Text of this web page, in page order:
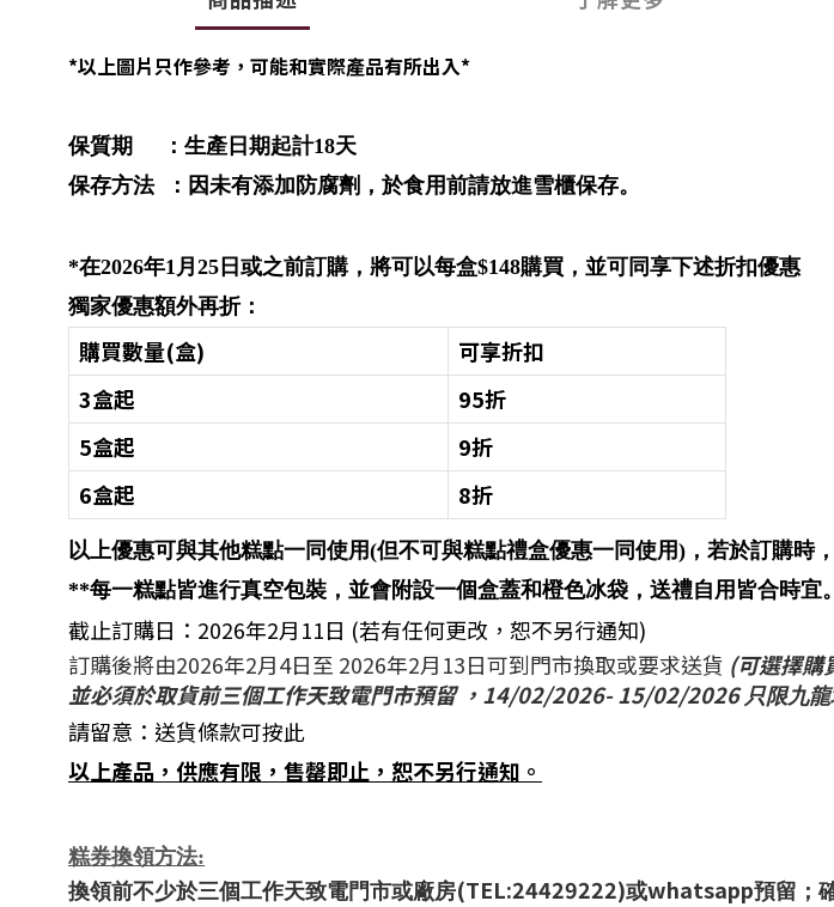
*以上圖片只作參考，可能和實際產品有所出入*
保質期 ：生產日期起計18天
保存方法 ：因未有添加防腐劑，於食用前請放進雪櫃保存。
*在2026年1月 25 日 或之前訂購，將可以每盒$148購買，並可同享下述折扣優惠
獨家優惠額外再折：
購買數量(盒)
可享折扣
3盒起
95折
5盒起
9折
6盒起
8折
以上優惠可與其他糕點一同使用(但不可與糕點禮盒優惠一同使用)，若於訂購時
**每一糕點皆進行真空包裝，並會附設一個盒蓋和橙色冰袋，送禮自用皆合時宜
截止訂購日：2026年2月11日 (若有任何更改，恕不另行通知)
訂購後將由2026年2月4日至 2026年2月13日可到門市換取或要求送貨 (可選擇購
並必須於取貨前三個工作天致電門市預留 ， 14/02/2026- 15/02/2026只限九
請留意： 送貨條款可按此
以上產品，供應有限，售罄即止，恕不另行通知。
糕券換領方法:
換領前不少於三個工作天致電門市或廠房(TEL:24429222)或whatsapp預留；